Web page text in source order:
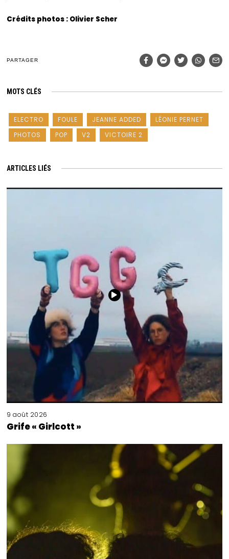
Crédits photos : Olivier Scher
PARTAGER
MOTS CLÉS
ELECTRO FOULE JEANNE ADDED
LÉONIE PERNET
PHOTOS
POP V2 VICTOIRE 2
ARTICLES LIÉS
9 août 2026
Grife « Girlcott »